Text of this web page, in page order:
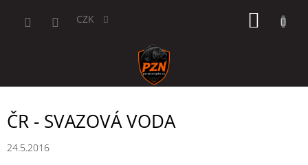
CZK
ČR - SVAZOVÁ VODA
24.5.2016